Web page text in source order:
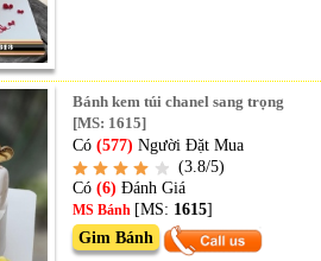
Bánh kem túi chanel sang trọng
[MS: 1615]
Có(577) Người Đặt Mua
(3.8/5)
Có (6)Đánh Giá
MS Bánh [MS: 1615]
Gim Bánh